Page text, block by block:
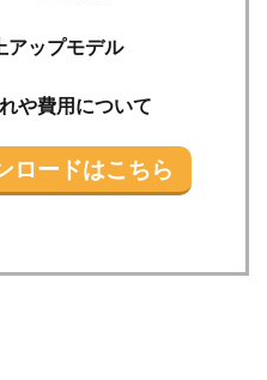
アップモデル
や費用について
ロードはこちら
費